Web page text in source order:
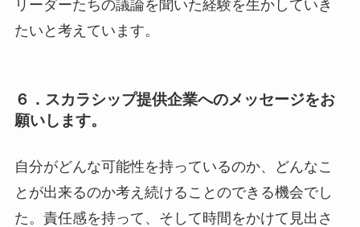
リーダーたちの議論を聞いた経験を生かしていき
たいと考えています。
６．スカラシップ提供企業へのメッセージをお
願いします。
自分がどんな可能性を持っているのか、どんなこ
とが出来るのか考え続けることのできる機会でし
た。責任感を持って、そして時間をかけて見出さ